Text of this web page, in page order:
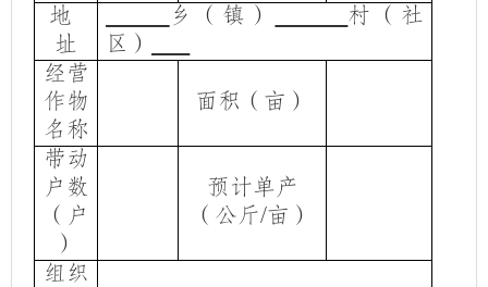
地
址
乡（镇）
村（社
区）
经营
作物
名称
面积（亩）
带动
户数
（户
）
预计单产
（公斤/亩）
组织